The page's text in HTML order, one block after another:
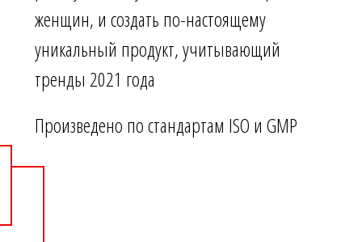
женщин, и создать по-настоящему
уникальный продукт, учитывающий
тренды 2021 года
Произведено по стандартам ISO и GMP